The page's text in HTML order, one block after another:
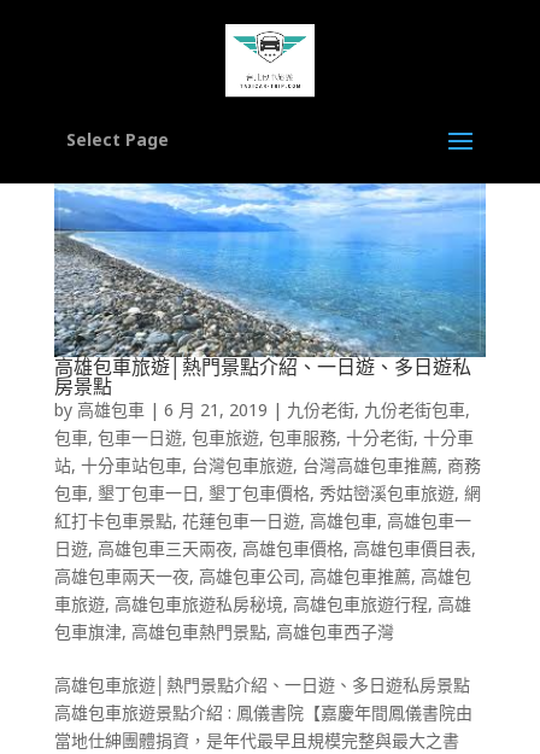
Select Page
高雄包車旅遊│熱門景點介紹、一日遊、多日遊私
房景點
by 高雄包車| 6 月 21, 2019 | 九份老街, 九份老街包車,
包車, 包車一日遊, 包車旅遊, 包車服務, 十分老街, 十分車
站, 十分車站包車, 台灣包車旅遊, 台灣高雄包車推薦, 商務
包車, 墾丁包車一日, 墾丁包車價格, 秀姑巒溪包車旅遊, 網
紅打卡包車景點, 花蓮包車一日遊, 高雄包車, 高雄包車一
日遊, 高雄包車三天兩夜, 高雄包車價格, 高雄包車價目表,
高雄包車兩天一夜, 高雄包車公司, 高雄包車推薦, 高雄包
車旅遊, 高雄包車旅遊私房秘境, 高雄包車旅遊行程, 高雄
包車旗津, 高雄包車熱門景點, 高雄包車西子灣
高雄包車旅遊│熱門景點介紹、一日遊、多日遊私房景點
高雄包車旅遊景點介紹 : 鳳儀書院【嘉慶年間鳳儀書院由
當地仕紳團體捐資，是年代最早且規模完整與最大之書